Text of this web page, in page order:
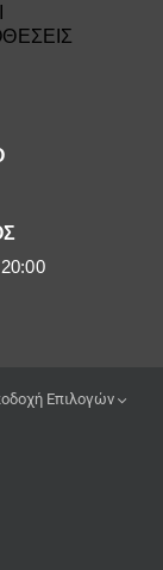
Επιλογών